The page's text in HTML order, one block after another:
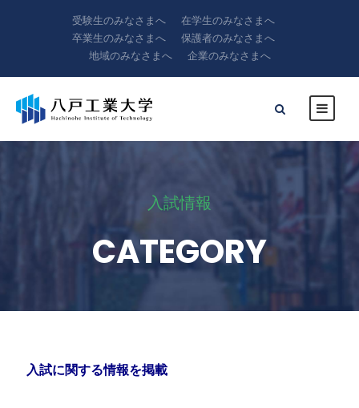
受験生のみなさまへ
在学生のみなさまへ
卒業生のみなさまへ
保護者のみなさまへ
地域のみなさまへ
企業のみなさまへ
入試情報
CATEGORY
入試に関する情報を掲載